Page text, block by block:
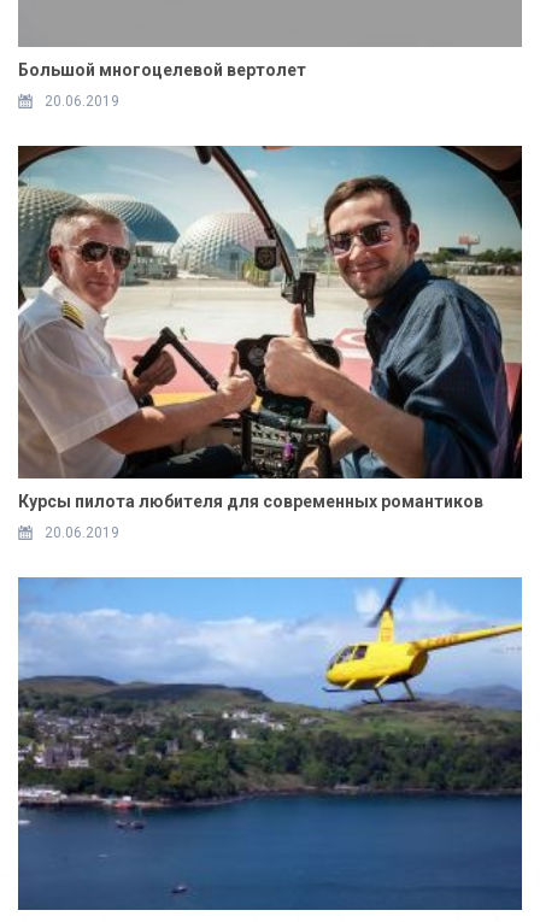
Большой многоцелевой вертолет
20.06.2019
Курсы пилота любителя для современных романтиков
20.06.2019